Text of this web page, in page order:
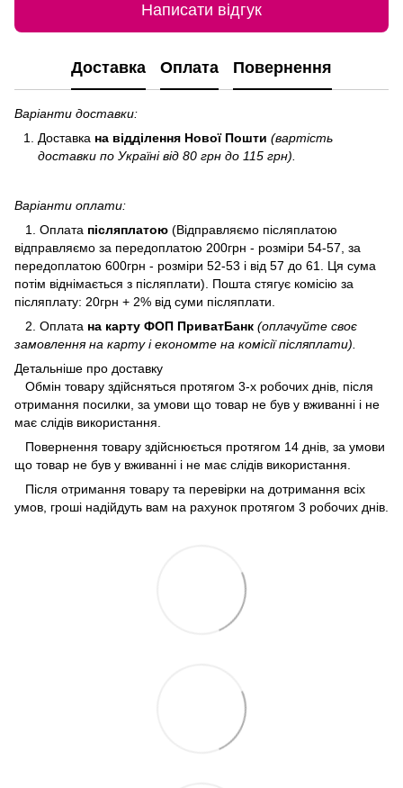
Написати відгук
Доставка Оплата Повернення
Варіанти доставки:
Доставка на відділення Нової Пошти (вартість
доставки по Україні від 80 грн до 115 грн).
Варіанти оплати:
1. Оплата післяплатою (Відправляємо післяплатою
відправляємо за передоплатою 200грн - розміри 54-57, за
передоплатою 600грн - розміри 52-53 і від 57 до 61. Ця сума
потім віднімається з післяплати). Пошта стягує комісію за
післяплату: 20грн + 2% від суми післяплати.
2. Оплата на карту ФОП ПриватБанк (оплачуйте своє
замовлення на карту і економте на комісії післяплати).
Детальніше про доставку
Обмін товару здійсняться протягом 3-х робочих днів, після
отримання посилки, за умови що товар не був у вживанні і не
має слідів використання.
Повернення товару здійснюється протягом 14 днів, за умови
що товар не був у вживанні і не має слідів використання.
Після отримання товару та перевірки на дотримання всіх
умов, гроші надійдуть вам на рахунок протягом 3 робочих днів.